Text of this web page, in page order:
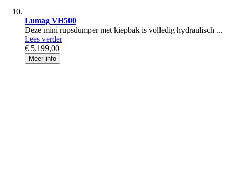
Lumag VH500
Deze mini rupsdumper met kiepbak is volledig hydraulisch ...
Lees verder
€ 5.199,00
Meer info